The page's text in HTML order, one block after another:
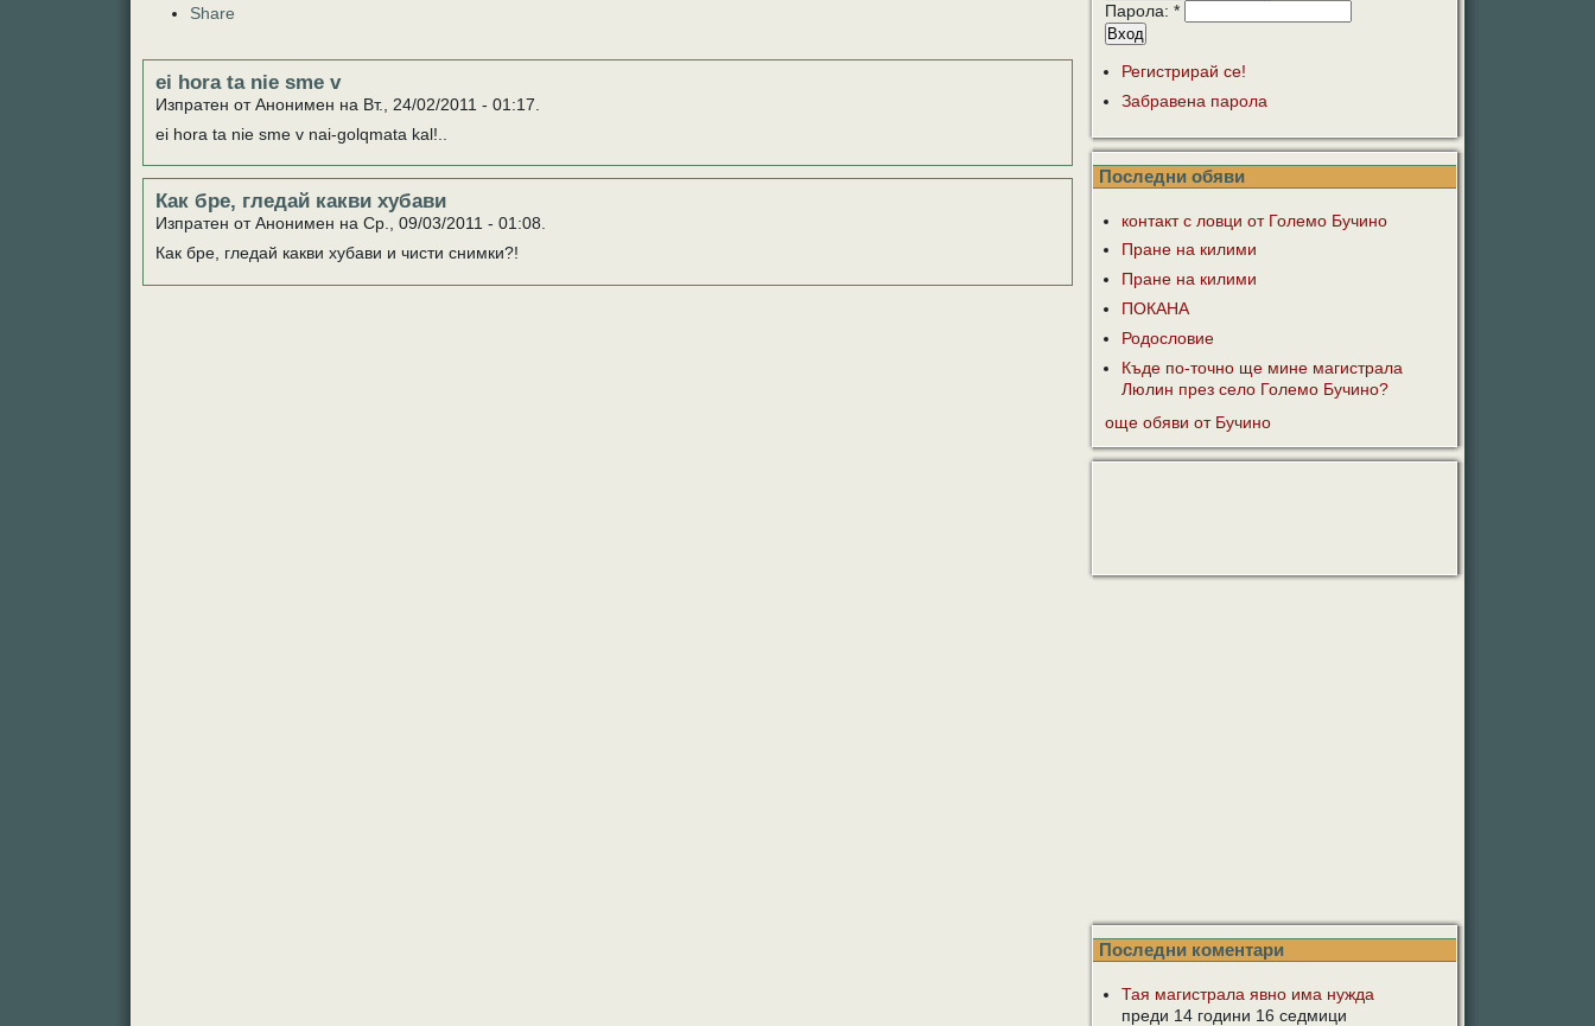
Парола: *
Регистрирай се!
Забравена парола
Последни обяви
контакт с ловци от Големо Бучино
Пране на килими
Пране на килими
ПОКАНА
Родословие
Къде по-точно ще мине магистрала
Люлин през село Големо Бучино?
още обяви от Бучино
Последни коментари
Тая магистрала явно има нужда
преди 14 години 16 седмици
Share
ei hora ta nie sme v
Изпратен от Анонимен на Вт., 24/02/2011 - 01:17.
ei hora ta nie sme v nai-golqmata kal!..
Как бре, гледай какви хубави
Изпратен от Анонимен на Ср., 09/03/2011 - 01:08.
Как бре, гледай какви хубави и чисти снимки?!